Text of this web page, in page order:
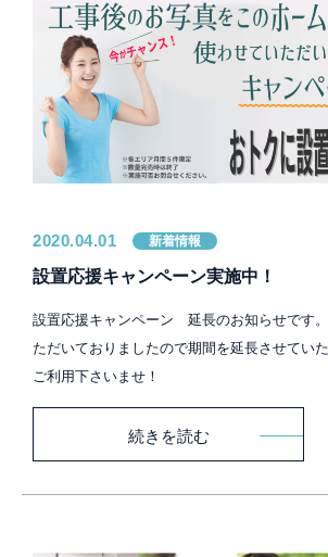
2020.04.01 新着情報
設置応援キャンペーン実施中！
設置応援キャンペーン 延長のお知らせです
ただいておりましたので期間を延長させてい
ご利用下さいませ！
続きを読む